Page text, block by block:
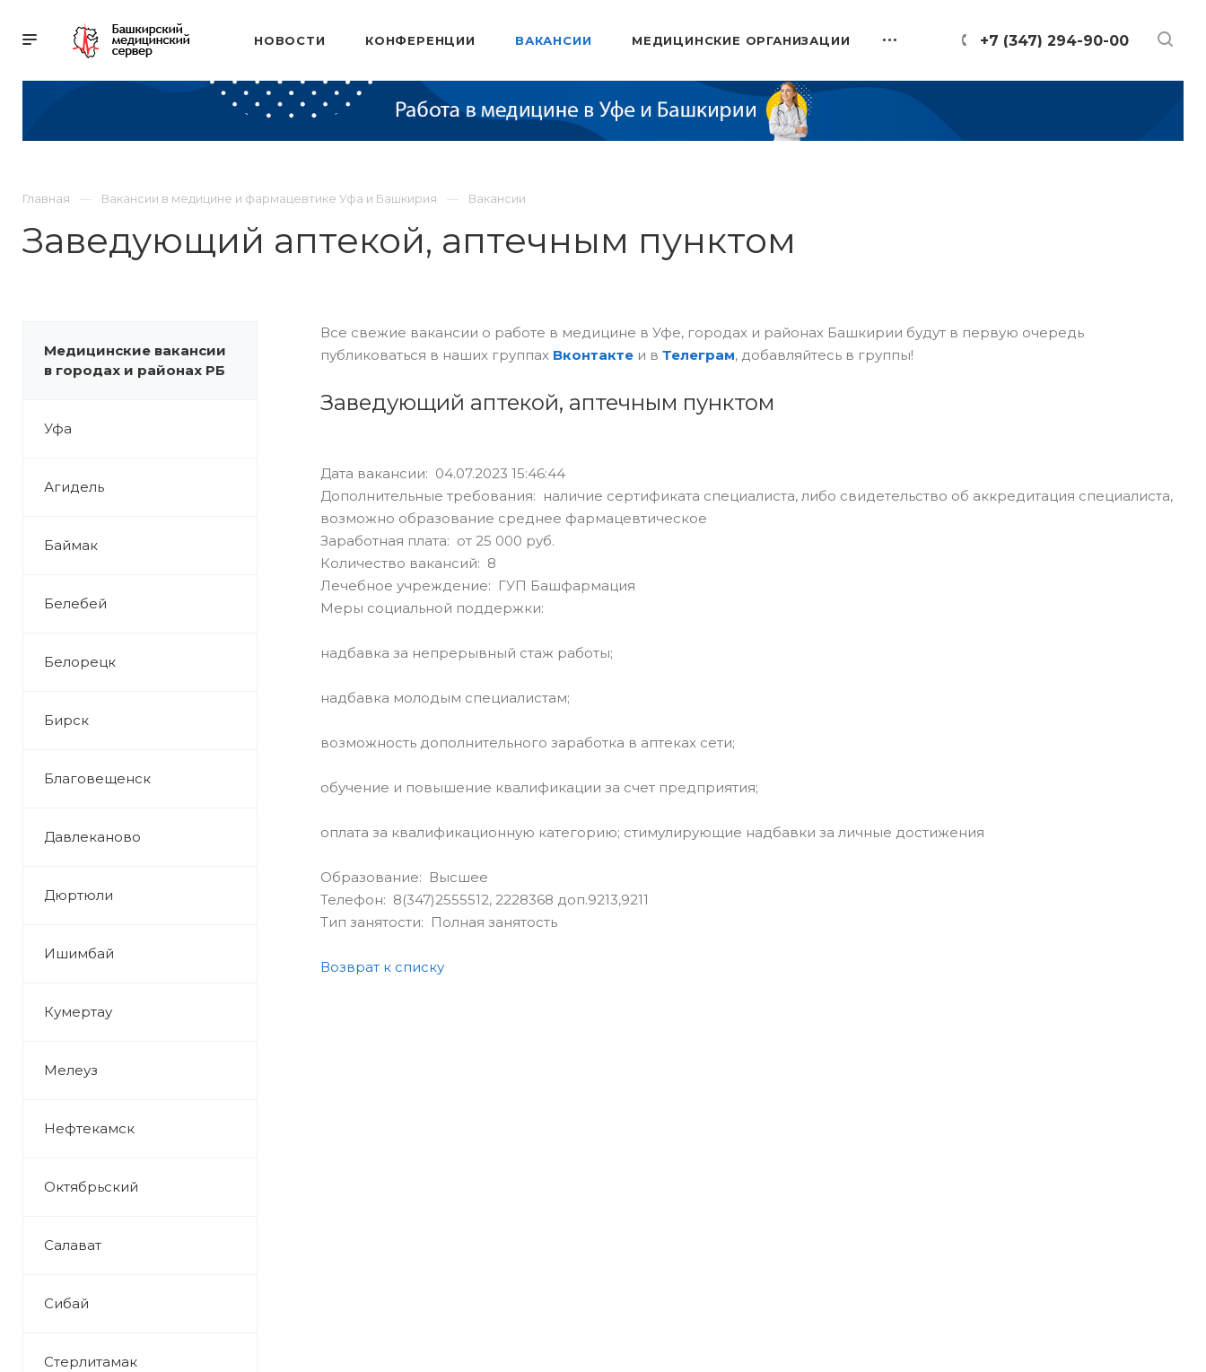
+7 (347) 294-90-00
НОВОСТИ КОНФЕРЕНЦИИ ВАКАНСИИ МЕДИЦИНСКИЕ ОРГАНИЗАЦИИ
Главная Вакансии в медицине и фармацевтике Уфа и Башкирия Вакансии
Заведующий аптекой, аптечным пунктом
Медицинские вакансии
в городах и районах РБ
Уфа
Агидель
Баймак
Белебей
Белорецк
Бирск
Благовещенск
Давлеканово
Дюртюли
Ишимбай
Кумертау
Мелеуз
Нефтекамск
Октябрьский
Салават
Сибай
Стерлитамак
Все свежие вакансии о работе в медицине в Уфе, городах и районах Башкирии будут в первую очередь
публиковаться в наших группах Вконтактеи в Телеграм, добавляйтесь в группы!
Заведующий аптекой, аптечным пунктом
Дата вакансии: 04.07.2023 15:46:44
Дополнительные требования: наличие сертификата специалиста, либо свидетельство об аккредитация специалиста,
возможно образование среднее фармацевтическое
Заработная плата: от 25 000 руб.
Количество вакансий: 8
Лечебное учреждение: ГУП Башфармация
Меры социальной поддержки:
надбавка за непрерывный стаж работы;
надбавка молодым специалистам;
возможность дополнительного заработка в аптеках сети;
обучение и повышение квалификации за счет предприятия;
оплата за квалификационную категорию; стимулирующие надбавки за личные достижения
Образование: Высшее
Телефон: 8(347)2555512, 2228368 доп.9213,9211
Тип занятости: Полная занятость
Возврат к списку